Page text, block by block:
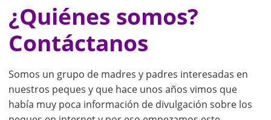
¿Quiénes somos?
Contáctanos
Somos un grupo de madres y padres interesadas en
nuestros peques y que hace unos años vimos que
había muy poca información de divulgación sobre los